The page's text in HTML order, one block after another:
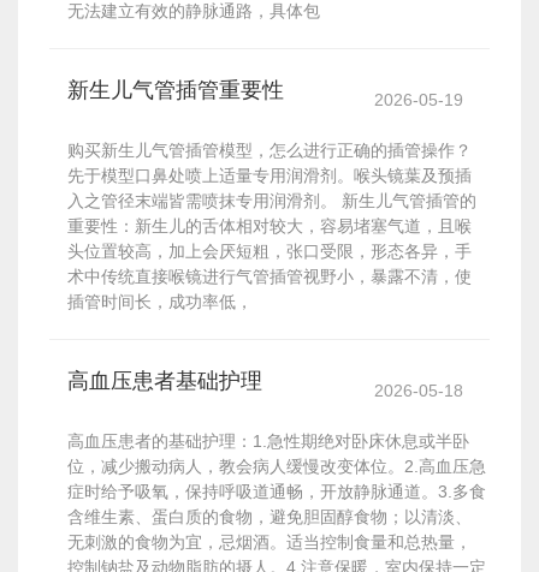
无法建立有效的静脉通路，具体包
新生儿气管插管重要性 2026-05-19
购买新生儿气管插管模型，怎么进行正确的插管操作？
先于模型口鼻处喷上适量专用润滑剂。喉头镜葉及预插
入之管径末端皆需喷抹专用润滑剂。 新生儿气管插管的
重要性：新生儿的舌体相对较大，容易堵塞气道，且喉
头位置较高，加上会厌短粗，张口受限，形态各异，手
术中传统直接喉镜进行气管插管视野小，暴露不清，使
插管时间长，成功率低，
高血压患者基础护理 2026-05-18
高血压患者的基础护理：1.急性期绝对卧床休息或半卧
位，减少搬动病人，教会病人缓慢改变体位。2.高血压急
症时给予吸氧，保持呼吸道通畅，开放静脉通道。3.多食
含维生素、蛋白质的食物，避免胆固醇食物；以清淡、
无刺激的食物为宜，忌烟酒。适当控制食量和总热量，
控制钠盐及动物脂肪的摄人。4.注意保暖，室内保持一定